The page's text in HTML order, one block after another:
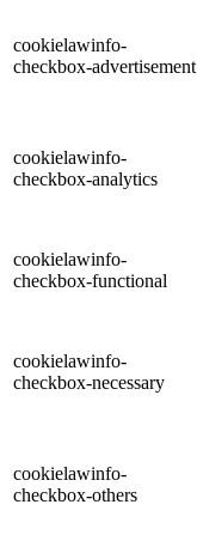
cookielawinfo-
checkbox-advertisement
cookielawinfo-
checkbox-analytics
cookielawinfo-
checkbox-functional
cookielawinfo-
checkbox-necessary
cookielawinfo-
checkbox-others